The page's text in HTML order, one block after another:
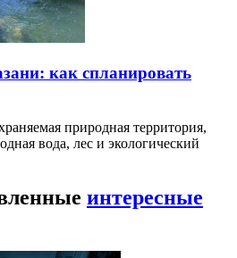
как спланировать
природная территория,
вода, лес и экологический
интересные